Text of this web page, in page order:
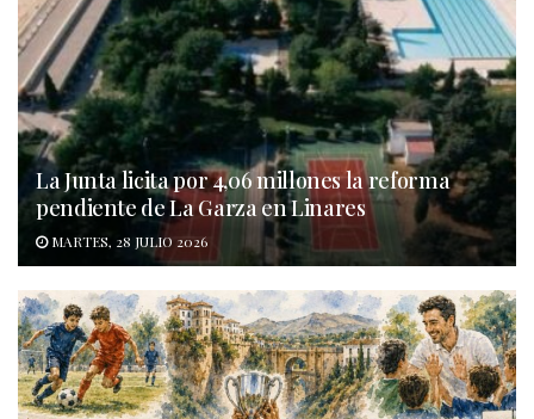
La Junta licita por 4,06 millones la reforma
pendiente de La Garza en Linares
MARTES, 28 JULIO 2026